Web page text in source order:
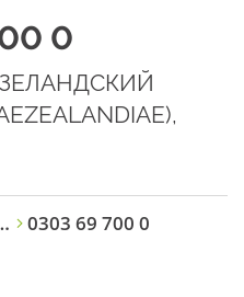
0
0303 69 700 0